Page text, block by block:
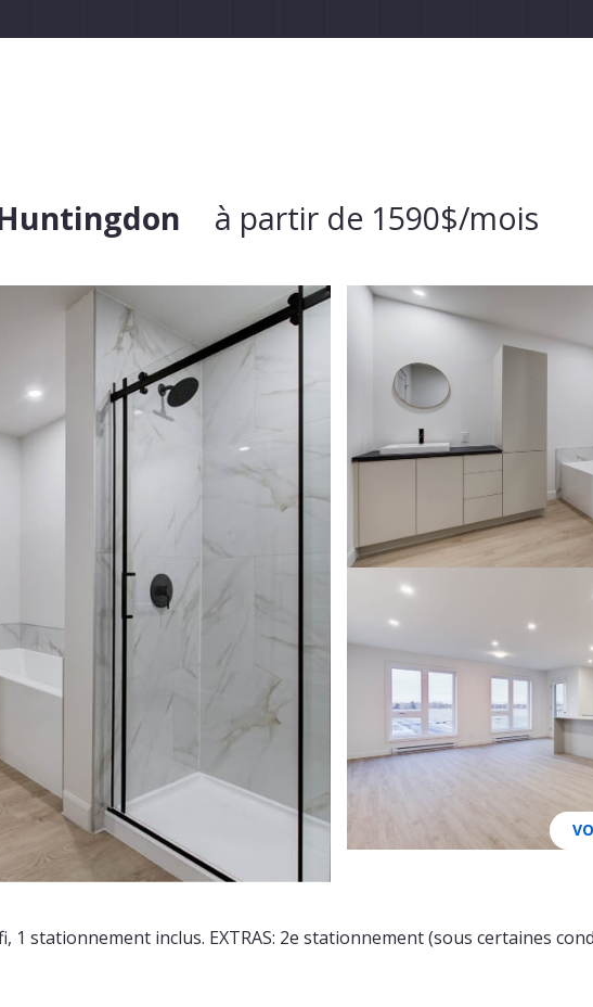
à partir de 1590$/mois
1 stationnement inclus. EXTRAS: 2e stationnement (sous certaines